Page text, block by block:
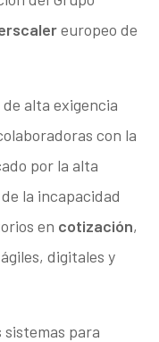
europeo de
alta exigencia
con la
por la alta
la incapacidad
en cotización,
digitales y
para